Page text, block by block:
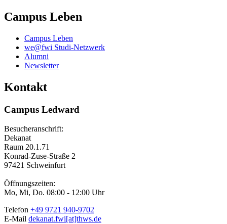
Campus Leben
Campus Leben
we@fwi Studi-Netzwerk
Alumni
Newsletter
Kontakt
Campus Ledward
Besucheranschrift:
Dekanat
Raum 20.1.71
Konrad-Zuse-Straße 2
97421 Schweinfurt
Öffnungszeiten:
Mo, Mi, Do. 08:00 - 12:00 Uhr
Telefon +49 9721 940-9702
E-Mail dekanat.fwi[at]thws.de